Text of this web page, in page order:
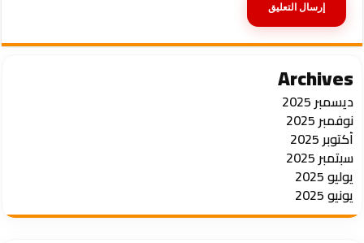
Archives
ديسمبر 2025
نوفمبر 2025
أكتوبر 2025
سبتمبر 2025
يوليو 2025
يونيو 2025